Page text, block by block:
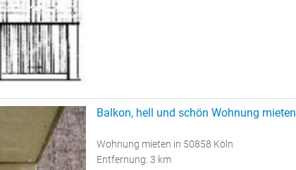
Balkon, hell und schön Wohnung mieten
Wohnung mieten in 50858 Köln
Entfernung: 3 km